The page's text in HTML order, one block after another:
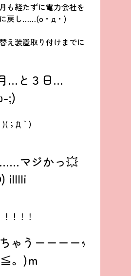
も経たずに電力会社を
戻し……(o・д・)
え装置取り付けまでに
…と３日…
;)
)(；´Д｀)
マジかっ💥
il||li
！！！
ゃうーーーーｯ
。)ｍ